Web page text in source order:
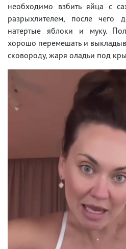
необходимо взбить яйца с
разрыхлителем, после чего
натертые яблоки и муку.
хорошо перемешать и
сковороду, жаря оладьи под